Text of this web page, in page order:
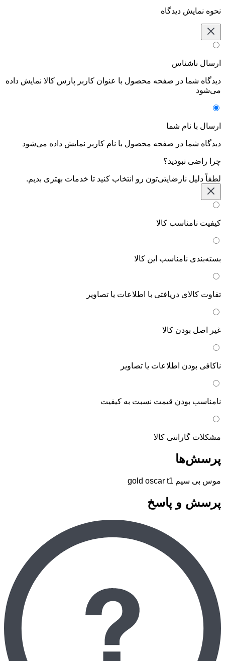
نحوه نمایش دیدگاه‌
ارسال ناشناس
دیدگاه شما در صفحه محصول با عنوان کاربر پارس کالا نمایش داده
می‌شود
ارسال با نام شما
دیدگاه شما در صفحه محصول با نام کاربر نمایش داده می‌شود
چرا راضی نبودید؟
لطفاً دلیل نارضایتی‌تون رو انتخاب کنید تا خدمات بهتری بدیم.
کیفیت نامناسب کالا
بسته‌بندی نامناسب این کالا
تفاوت کالای دریافتی با اطلاعات یا تصاویر
غیر اصل بودن کالا
ناکافی بودن اطلاعات یا تصاویر
نامناسب بودن قیمت نسبت به کیفیت
مشکلات گارانتی کالا
پرسش‌ها
موس بی سیم gold oscar t1
پرسش و پاسخ